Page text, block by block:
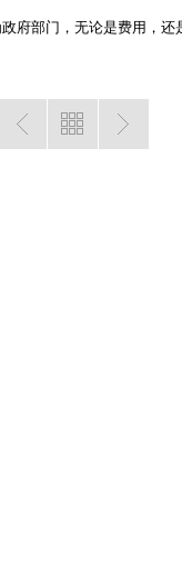
府部门，无论是费用，